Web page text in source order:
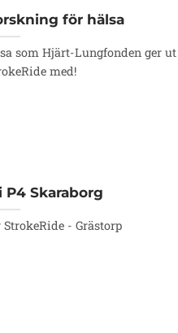
för hälsa
som Hjärt-Lungfonden ger ut
med!
P4 Skaraborg
- Grästorp